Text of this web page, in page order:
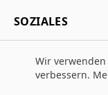
SOZIALES
Wir
verbessern.